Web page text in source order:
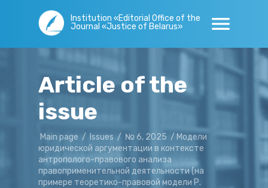
Institution «Editorial Office of the
Journal «Justice of Belarus»
Article of the
issue
Main page / Issues / № 6, 2025 / Модели
юридической аргументации в контексте
антрополого-правового анализа
правоприменительной деятельности (на
примере теоретико-правовой модели Р.